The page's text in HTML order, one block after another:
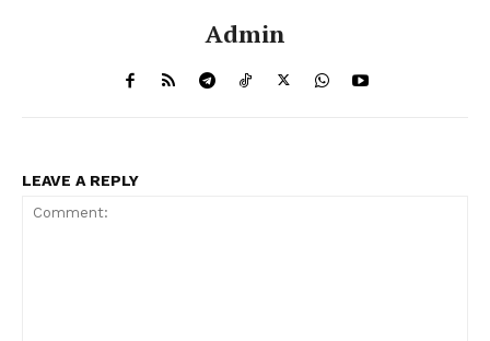
Admin
LEAVE A REPLY